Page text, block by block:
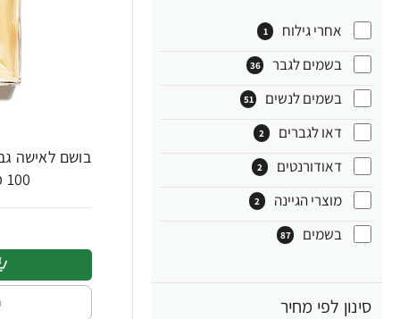
אחרי גילוח 1
בשמים לגבר 36
בשמים לנשים 51
דאו לגברים 2
דאודורנטים 2
מוצרי הגיינה 2
בשמים 87
סינון לפי מחיר
100 מ"ל - מבית Chanel